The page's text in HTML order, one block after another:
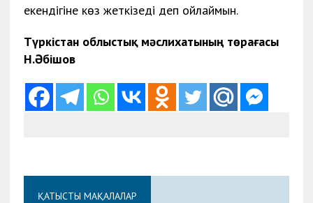
екендігіне көз жеткізеді деп ойлаймын.
Түркістан облыстық мәслихатының төрағасы
Н.Әбішов
ҚАТЫСТЫ МАҚАЛАЛАР